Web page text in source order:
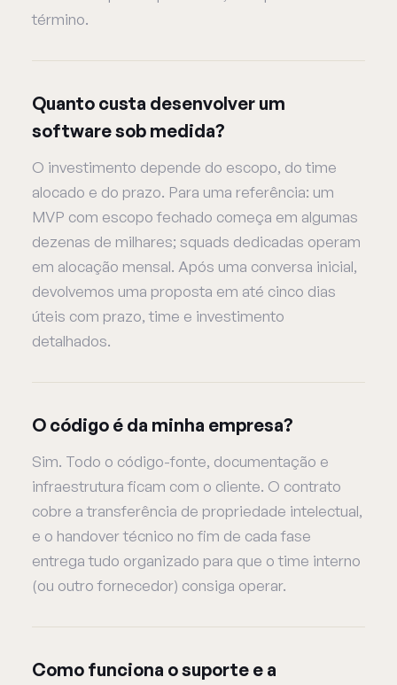
término.
Quanto custa desenvolver um
software sob medida?
O investimento depende do escopo, do time
alocado e do prazo. Para uma referência: um
MVP com escopo fechado começa em algumas
dezenas de milhares; squads dedicadas operam
em alocação mensal. Após uma conversa inicial,
devolvemos uma proposta em até cinco dias
úteis com prazo, time e investimento
detalhados.
O código é da minha empresa?
Sim. Todo o código-fonte, documentação e
infraestrutura ficam com o cliente. O contrato
cobre a transferência de propriedade intelectual,
e o handover técnico no fim de cada fase
entrega tudo organizado para que o time interno
(ou outro fornecedor) consiga operar.
Como funciona o suporte e a